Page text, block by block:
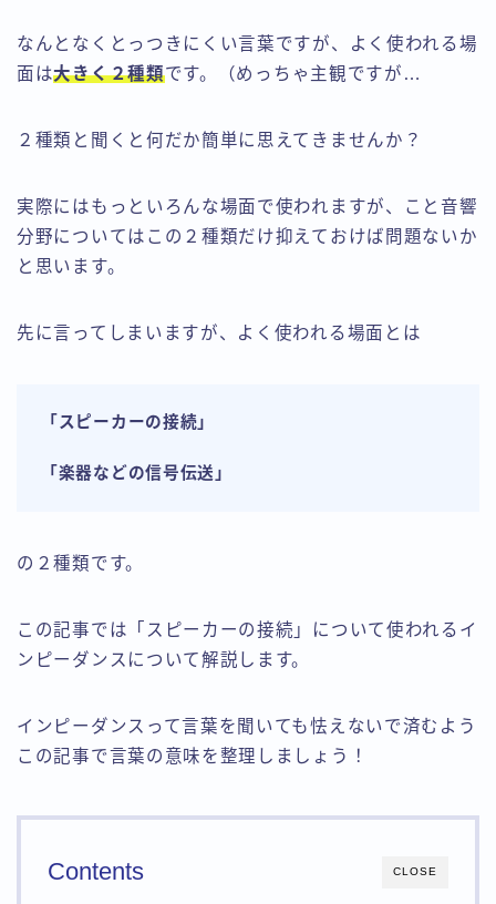
なんとなくとっつきにくい言葉ですが、よく使われる場
面は大きく２種類です。（めっちゃ主観ですが…
２種類と聞くと何だか簡単に思えてきませんか？
実際にはもっといろんな場面で使われますが、こと音響
分野についてはこの２種類だけ抑えておけば問題ないか
と思います。
先に言ってしまいますが、よく使われる場面とは
「スピーカーの接続」
「楽器などの信号伝送」
の２種類です。
この記事では「スピーカーの接続」について使われるイ
ンピーダンスについて解説します。
インピーダンスって言葉を聞いても怯えないで済むよう
この記事で言葉の意味を整理しましょう！
CLOSE
Contents